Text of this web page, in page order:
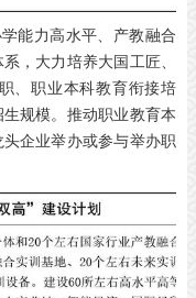
能力高水平、产教融合
，大力培养大国工匠、
、职业本科教育衔接培
规模。推动职业教育本
企业举办或参与举办职